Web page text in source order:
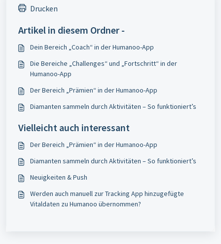
Drucken
Artikel in diesem Ordner -
​Dein Bereich „Coach“ in der Humanoo-App
Die Bereiche „Challenges“ und „Fortschritt“ in der
Humanoo-App
​Der Bereich „Prämien“ in der Humanoo-App
​Diamanten sammeln durch Aktivitäten – So funktioniert’s
Vielleicht auch interessant
​Der Bereich „Prämien“ in der Humanoo-App
​Diamanten sammeln durch Aktivitäten – So funktioniert’s
Neuigkeiten & Push
Werden auch manuell zur Tracking App hinzugefügte
Vitaldaten zu Humanoo übernommen?